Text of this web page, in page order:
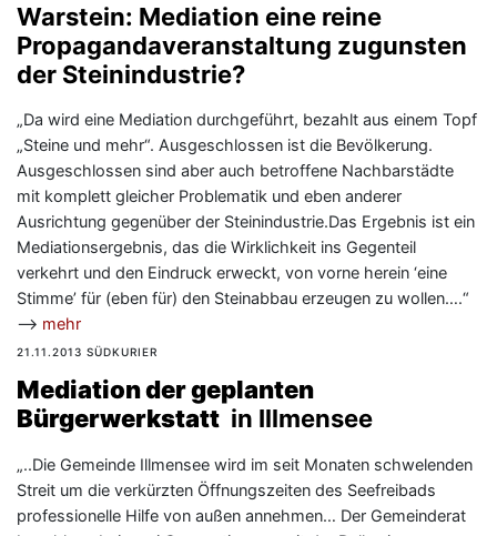
Warstein: Mediation eine reine
Propagandaveranstaltung zugunsten
der Steinindustrie?
„Da wird eine Mediation durchgeführt, bezahlt aus einem Topf
„Steine und mehr“. Ausgeschlossen ist die Bevölkerung.
Ausgeschlossen sind aber auch betroffene Nachbarstädte
mit komplett gleicher Problematik und eben anderer
Ausrichtung gegenüber der Steinindustrie.Das Ergebnis ist ein
Mediationsergebnis, das die Wirklichkeit ins Gegenteil
verkehrt und den Eindruck erweckt, von vorne herein ‘eine
Stimme’ für (eben für) den Steinabbau erzeugen zu wollen….“
—> mehr
21.11.2013 SÜDKURIER
Mediation der geplanten
Bürgerwerkstatt in Illmensee
„..Die Gemeinde Illmensee wird im seit Monaten schwelenden
Streit um die verkürzten Öffnungszeiten des Seefreibads
professionelle Hilfe von außen annehmen… Der Gemeinderat